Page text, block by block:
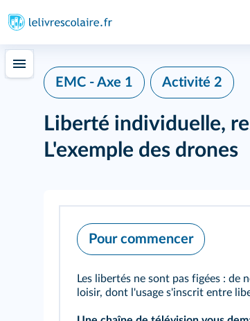
EMC - Axe 1 Activité 2
Liberté individuelle,
L'exemple des drones
Pour commencer
Les libertés ne sont pas figées : de
loisir, dont l'usage s'inscrit entre